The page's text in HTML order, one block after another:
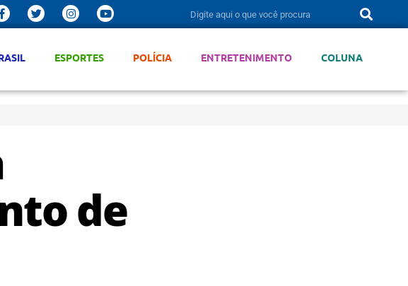
ESPORTES POLÍCIA ENTRETENIMENTO COLUNA
de